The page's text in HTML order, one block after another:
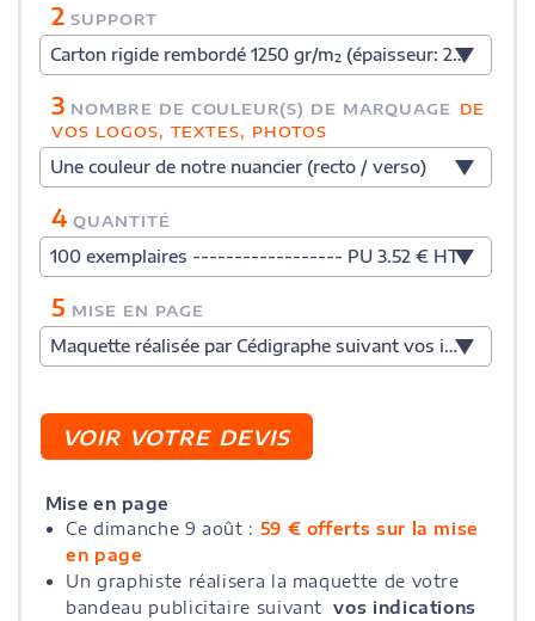
2 SUPPORT
Carton rigide rembordé 1250 gr/m² (épaisseur: 2 mm)
3 NOMBRE DE COULEUR(S) DE MARQUAGE DE
VOS LOGOS, TEXTES, PHOTOS
Une couleur de notre nuancier (recto / verso)
4 QUANTITÉ
100 exemplaires ------------------ PU 3.52 € HT
5 MISE EN PAGE
Maquette réalisée par Cédigraphe suivant vos indications
Mise en page
Ce dimanche 9 août : 59 € offerts sur la mise
en page
Un graphiste réalisera la maquette de votre
bandeau publicitaire suivantvos indications